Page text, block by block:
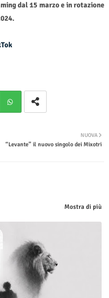
dal 15 marzo e in rotazione
tsap
NUOVA
“Levante” il nuovo singolo dei Mixotri
Mostra di più